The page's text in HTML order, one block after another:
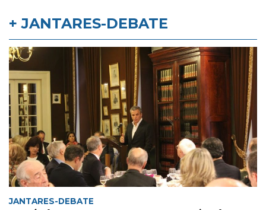
+ JANTARES-DEBATE
JANTARES-DEBATE